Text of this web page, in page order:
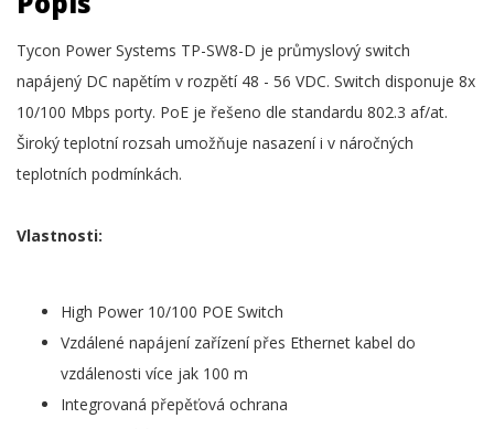
Tycon Power Systems TP-SW8-D je průmyslový switch
napájený DC napětím v rozpětí 48 - 56 VDC. Switch disponuje 8x
10/100 Mbps porty. PoE je řešeno dle standardu 802.3 af/at.
Široký teplotní rozsah umožňuje nasazení i v náročných
teplotních podmínkách.
Vlastnosti:
High Power 10/100 POE Switch
Vzdálené napájení zařízení přes Ethernet kabel do
vzdálenosti více jak 100 m
Integrovaná přepěťová ochrana